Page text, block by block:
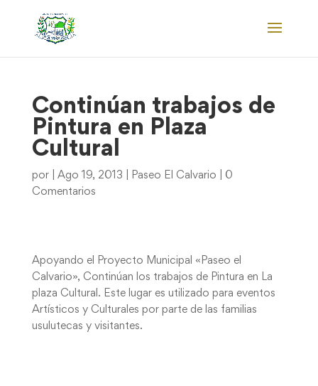
Continúan trabajos de
Pintura en Plaza
Cultural
por Ago 19, 2013 Paseo El Calvario
0
Comentarios
Apoyando el Proyecto Municipal «Paseo el
Calvario», Continúan los trabajos de Pintura en La
plaza Cultural. Este lugar es utilizado para eventos
Artísticos y Culturales por parte de las familias
usulutecas y visitantes.